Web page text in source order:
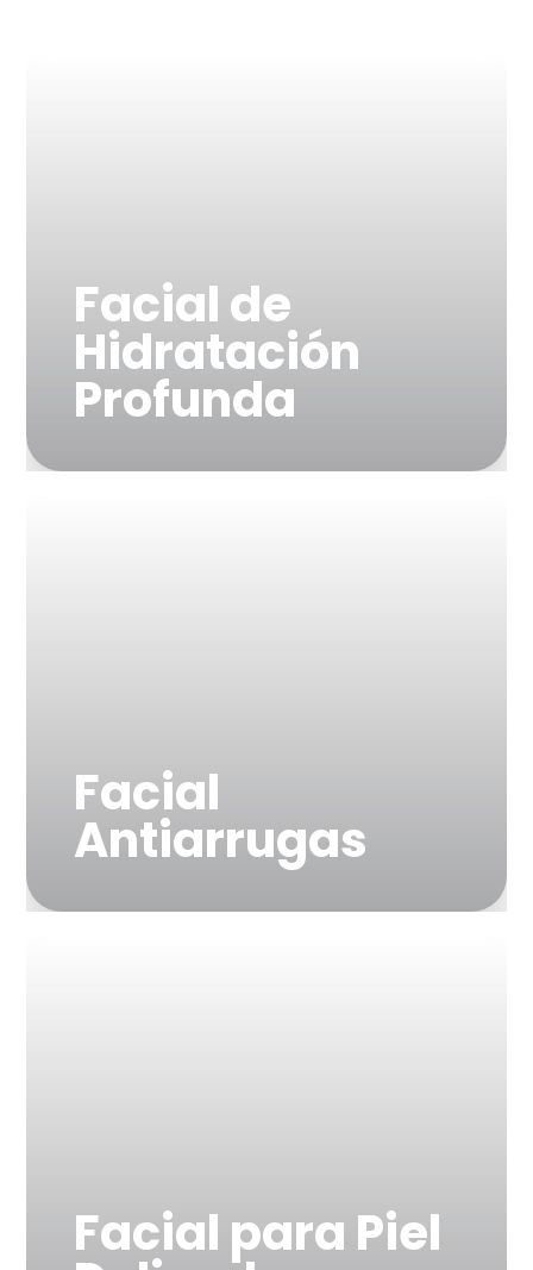
Facial de
Hidratación
Profunda
Facial
Antiarrugas
Facial para Piel